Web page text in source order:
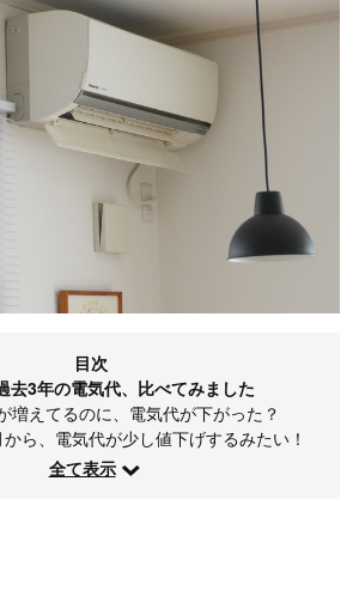
目次
去3年の電気代、比べてみました
増えてるのに、電気代が下がった？
から、電気代が少し値下げするみたい！
全て表示